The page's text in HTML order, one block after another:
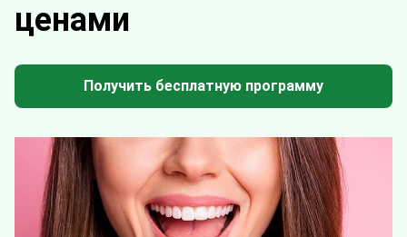
ценами
Получить бесплатную программу